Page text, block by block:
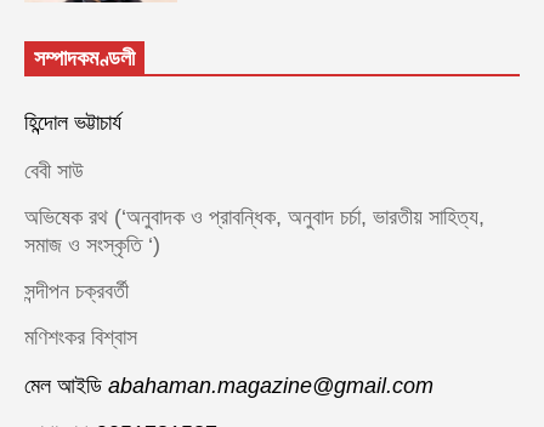
সম্পাদকমণ্ডলী
হিন্দোল ভট্টাচার্য
বেবী সাউ
অভিষেক রথ (‘অনুবাদক ও প্রাবন্ধিক, অনুবাদ চর্চা, ভারতীয় সাহিত্য,
সমাজ ও সংস্কৃতি ‘)
সন্দীপন চক্রবর্তী
মণিশংকর বিশ্বাস
মেল আইডি abahaman.magazine@gmail.com